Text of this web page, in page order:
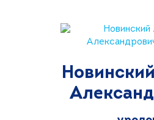
О ММНКЦ им. С.П. Боткина